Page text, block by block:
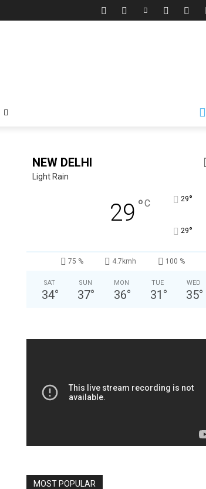
NEW DELHI
Light Rain
29 °C 29°
29°
75 % 4.7kmh 100 %
SAT
34°
SUN
37°
MON
36°
TUE
31 °
WED
35°
MOST POPULAR